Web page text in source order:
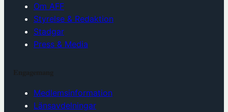
Om AFF
Styrelse & Redaktion
Stadgar
Press & Media
Medlemsinformation
Länsavdelningar